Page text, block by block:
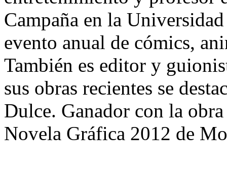
Campaña en la
evento anual de cómics,
También es editor y
sus obras recientes se
Dulce. Ganador con la
Novela Gráfica 2012 de